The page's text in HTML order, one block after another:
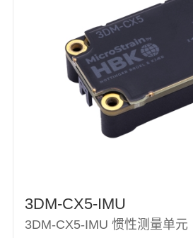
3DM-CX5-IMU
3DM-CX5-IMU 惯性测量单元